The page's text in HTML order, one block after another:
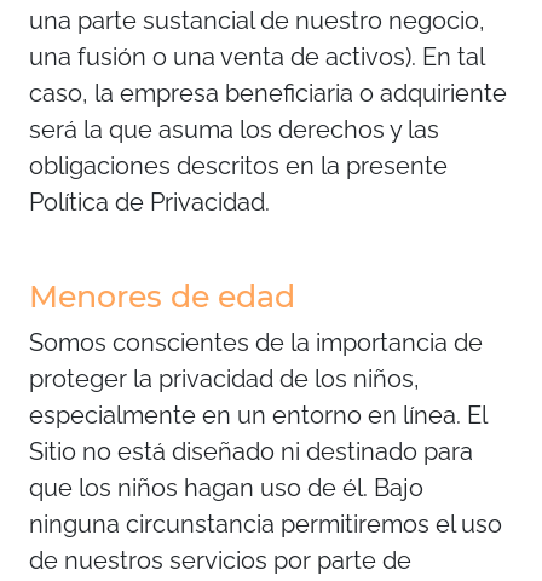
una parte sustancial de nuestro negocio,
una fusión o una venta de activos). En tal
caso, la empresa beneficiaria o adquiriente
será la que asuma los derechos y las
obligaciones descritos en la presente
Política de Privacidad.
Menores de edad
Somos conscientes de la importancia de
proteger la privacidad de los niños,
especialmente en un entorno en línea. El
Sitio no está diseñado ni destinado para
que los niños hagan uso de él. Bajo
ninguna circunstancia permitiremos el uso
de nuestros servicios por parte de